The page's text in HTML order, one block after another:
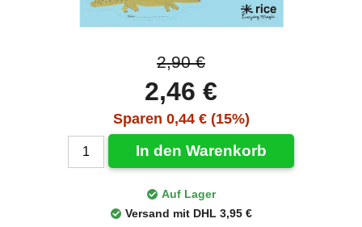
2,90 €
2,46 €
Sparen 0,44 € (15%)
In den Warenkorb
Auf Lager
Versand mit DHL 3,95 €